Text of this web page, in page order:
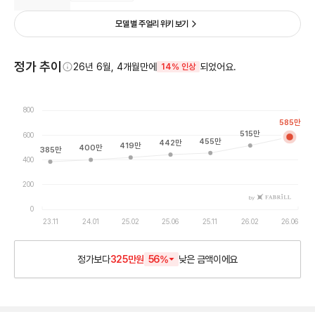
모델 별 주얼리 위키 보기
정가 추이 26년 6월, 4개월만에 14% 인상 되었어요.
0
200
400
600
800
23.11 24.01 25.02 25.06 25.11 26.02 26.06
by
385만 400만 419만 442만 455만
515만
585만
정가보다325만원 56% 낮은금액이에요